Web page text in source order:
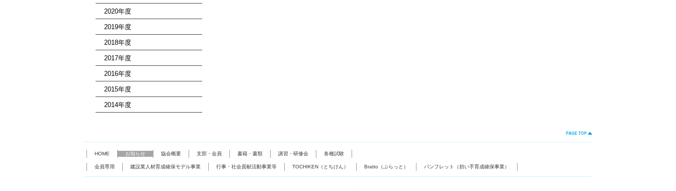
2020年度
2019年度
2018年度
2017年度
2016年度
2015年度
2014年度
HOME お知らせ 協会概要 支部・会員 書籍・書類 講習・研修会 各種試験
会員専用 建設業人材育成確保モデル事業 行事・社会貢献活動事業等 TOCHIKEN（とちけん） Bratto（ぶらっと） パンフレット（担い手育成確保事業）